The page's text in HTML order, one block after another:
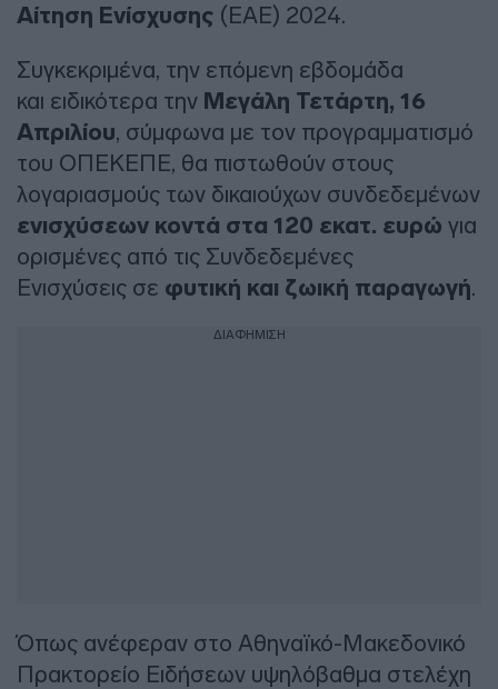
Αίτηση Ενίσχυσης (ΕΑΕ) 2024.
Συγκεκριμένα, την επόμενη εβδομάδα
και ειδικότερα την Μεγάλη Τετάρτη, 16
Απριλίου, σύμφωνα με τον προγραμματισμό
του ΟΠΕΚΕΠΕ, θα πιστωθούν στους
λογαριασμούς των δικαιούχων συνδεδεμένων
ενισχύσεων κοντά στα 120 εκατ. ευρώ για
ορισμένες από τις Συνδεδεμένες
Ενισχύσεις σε φυτική και ζωική παραγωγή.
ΔΙΑΦΗΜΙΣΗ
Όπως ανέφεραν στο Αθηναϊκό-Μακεδονικό
Πρακτορείο Ειδήσεων υψηλόβαθμα στελέχη